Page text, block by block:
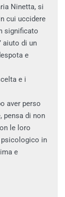
Ninetta, si
cui uccidere
significato
aiuto di un
e
e i
aver perso
pensa di non
le loro
psicologico in
e